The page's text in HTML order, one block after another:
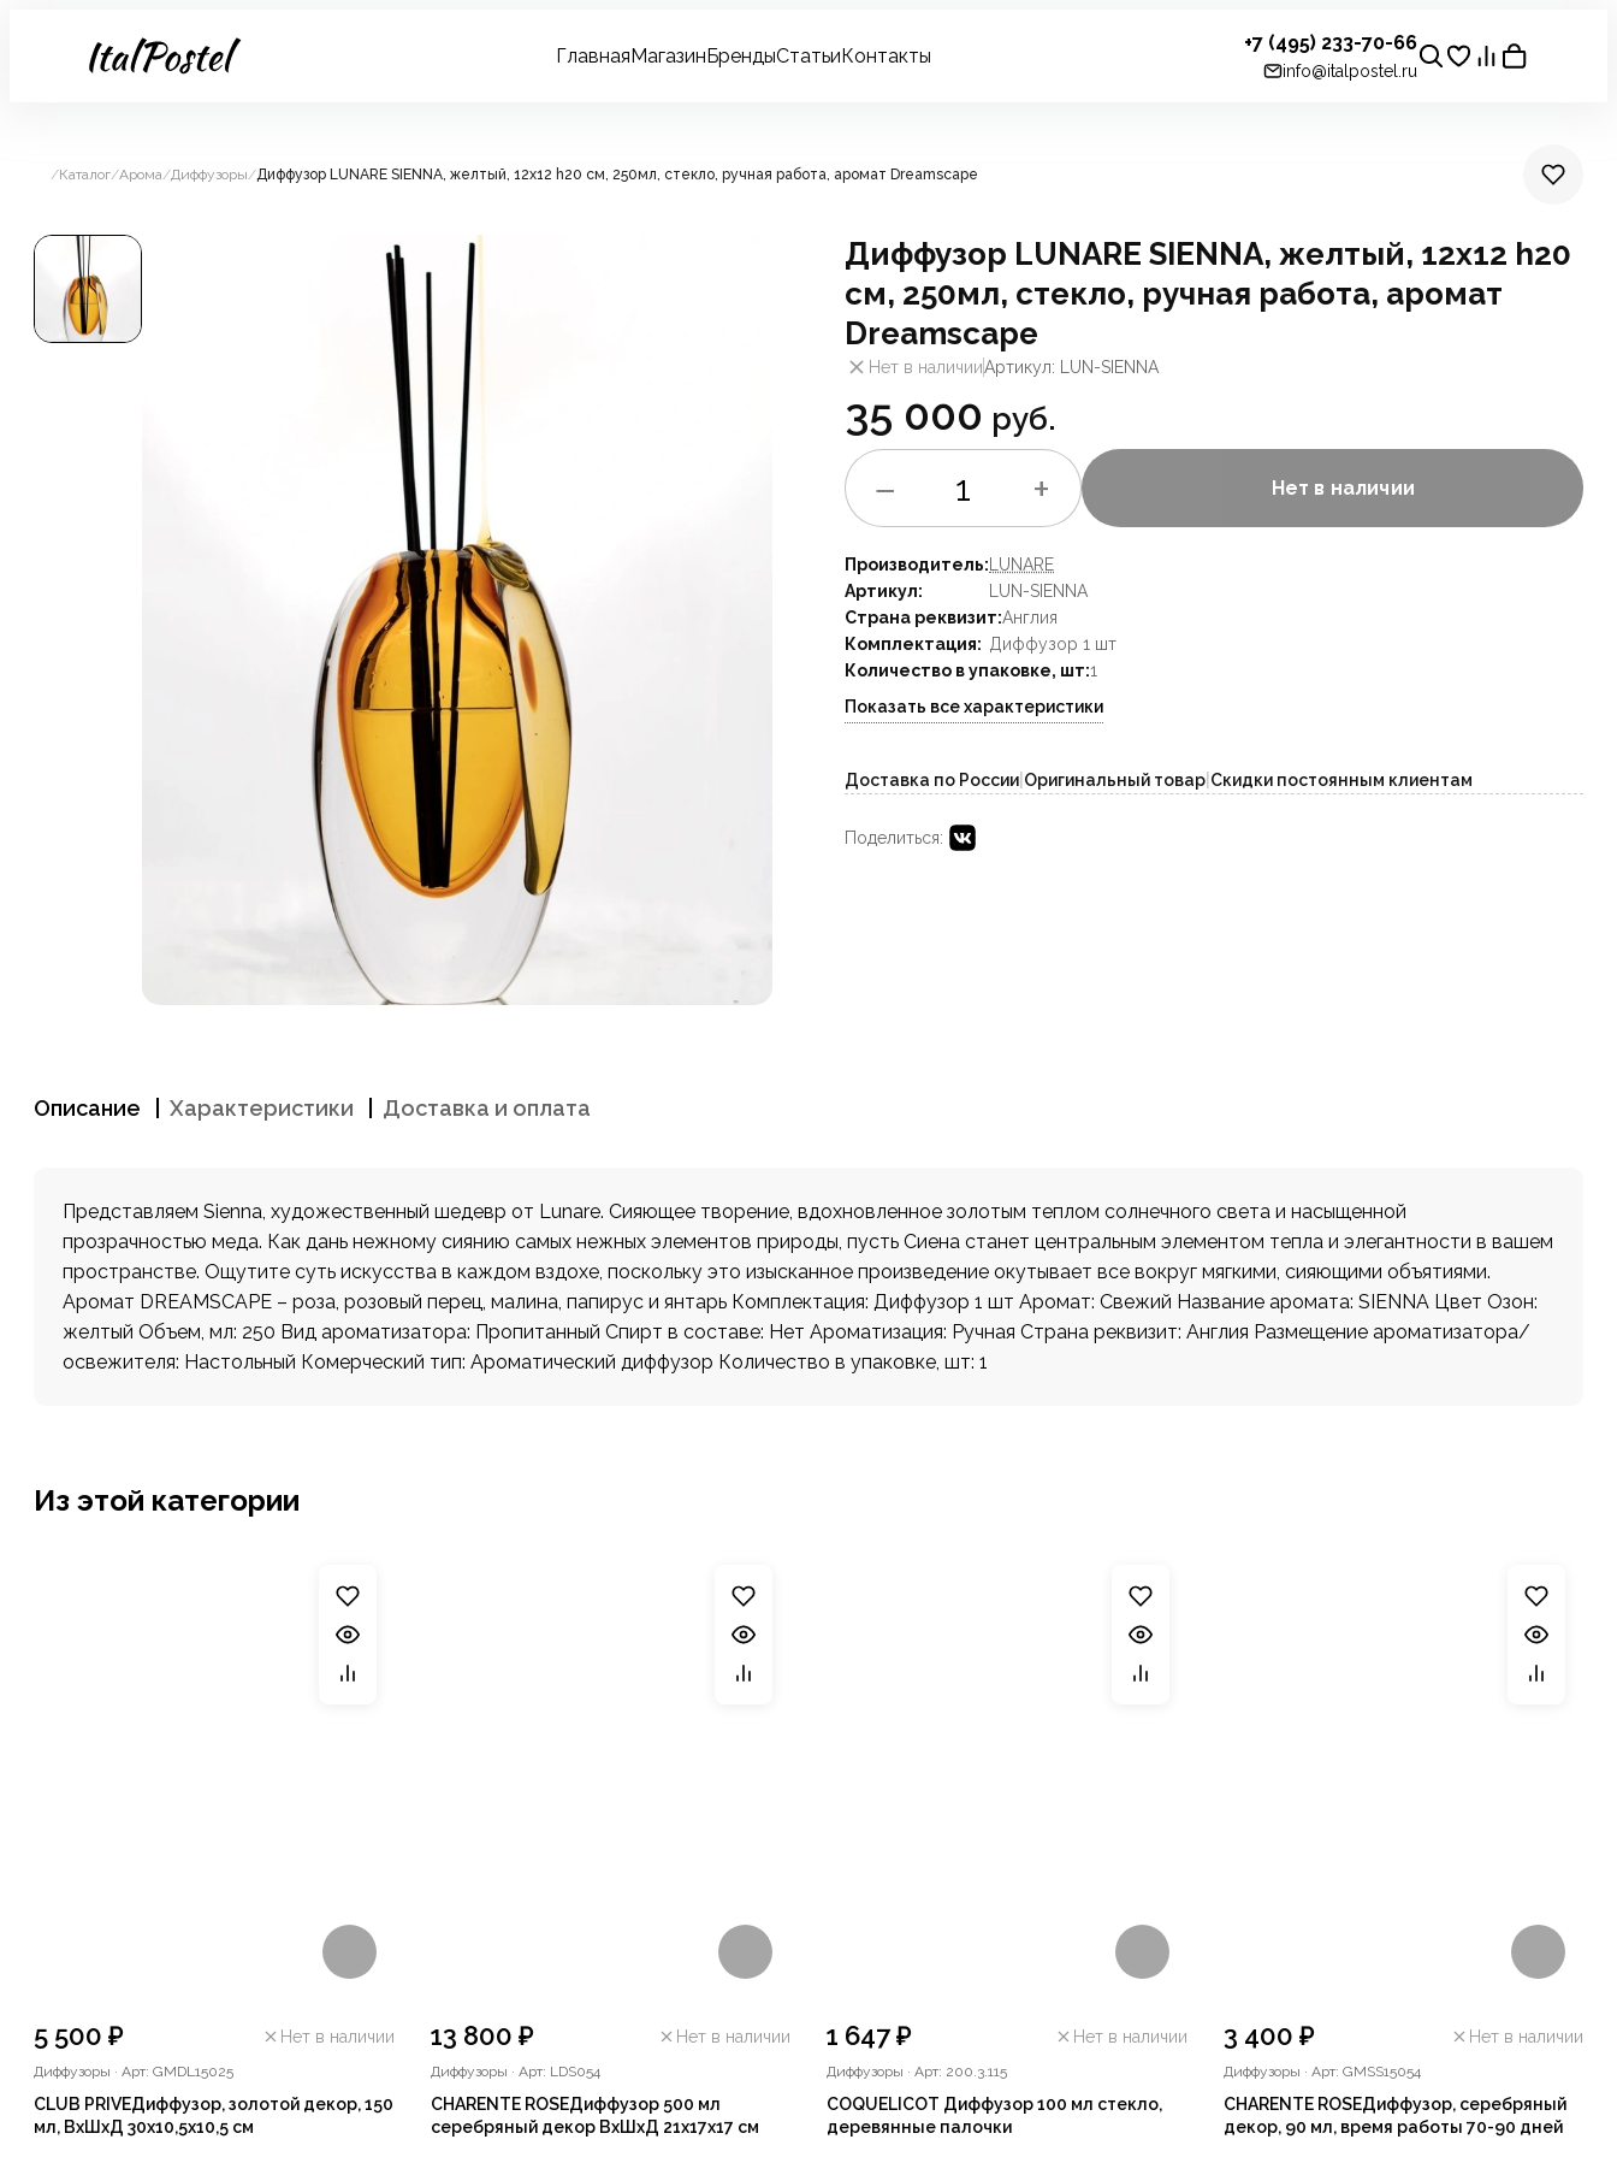
ГлавнаяМагазинБрендыСтатьиКонтакты
+7 (495) 233-70-66
info@italpostel.ru
/Каталог/Арома/Диффузоры/Диффузор LUNARE SIENNA, желтый, 12x12 h20 см, 250мл, стекло, ручная работа, аромат Dreamscape
Диффузор LUNARE SIENNA, желтый, 12x12 h20
см, 250мл, стекло, ручная работа, аромат
Dreamscape
Нет в наличииАртикул: LUN-SIENNA
35 000 руб.
− 1 + Нет в наличии
Производитель: LUNARE
Артикул:
LUN-SIENNA
Страна реквизит:Англия
Комплектация: Диффузор 1 шт
Количество в упаковке, шт:1
Показать все характеристики
Доставка по России Оригинальный товар Скидки постоянным клиентам
Поделиться:
Описание Характеристики Доставка и оплата
Представляем Sienna, художественный шедевр от Lunare. Сияющее творение, вдохновленное золотым теплом солнечного света и насыщенной
прозрачностью меда. Как дань нежному сиянию самых нежных элементов природы, пусть Сиена станет центральным элементом тепла и элегантности в вашем
пространстве. Ощутите суть искусства в каждом вздохе, поскольку это изысканное произведение окутывает все вокруг мягкими, сияющими объятиями.
Аромат DREAMSCAPE – роза, розовый перец, малина, папирус и янтарь Комплектация: Диффузор 1 шт Аромат: Свежий Название аромата: SIENNA Цвет Озон:
желтый Объем, мл: 250 Вид ароматизатора: Пропитанный Спирт в составе: Нет Ароматизация: Ручная Страна реквизит: Англия Размещение ароматизатора/
освежителя: Настольный Комерческий тип: Ароматический диффузор Количество в упаковке, шт: 1
Из этой категории
5 500 ₽ Нет в наличии
Диффузоры · Арт: GMDL15025
CLUB PRIVEДиффузор, золотой декор, 150
мл, ВхШхД 30х10,5х10,5 см
13 800 ₽ Нет в наличии
Диффузоры · Арт: LDS054
CHARENTE ROSEДиффузор 500 мл
серебряный декор ВхШхД 21х17х17 см
1 647 ₽ Нет в наличии
Диффузоры · Арт: 200.3.115
COQUELICOT Диффузор 100 мл стекло,
деревянные палочки
3 400 ₽ Нет в наличии
Диффузоры · Арт: GMSS15054
CHARENTE ROSEДиффузор, серебряный
декор, 90 мл, время работы 70-90 дней